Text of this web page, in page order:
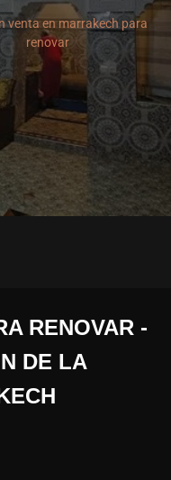
venta en marrakech para
renovar
RENOVAR -
DE LA